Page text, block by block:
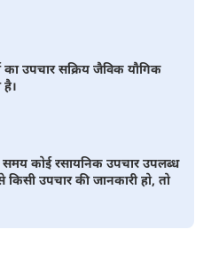
उपचार सक्रिय जैविक यौगिक
है।
कोई रसायनिक उपचार उपलब्ध
उपचार की जानकारी हो, तो